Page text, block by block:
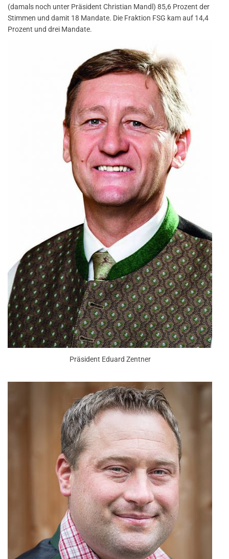
(damals noch unter Präsident Christian Mandl) 85,6 Prozent der
Stimmen und damit 18 Mandate. Die Fraktion FSG kam auf 14,4
Prozent und drei Mandate.
Präsident Eduard Zentner